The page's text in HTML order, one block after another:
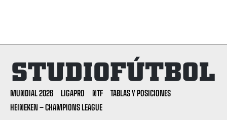
MUNDIAL 2026 LIGAPRO NTF
TABLAS Y POSICIONES
HEINEKEN – CHAMPIONS LEAGUE